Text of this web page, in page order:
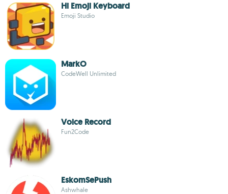
Hi Emoji Keyboard
Emoji Studio
MarkO
CodeWell Unlimited
Voice Record
Fun2Code
EskomSePush
Ashwhale